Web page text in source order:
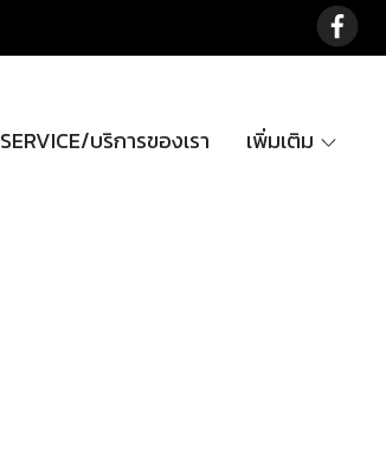
SERVICE/บริการของเรา เพิ่มเติม